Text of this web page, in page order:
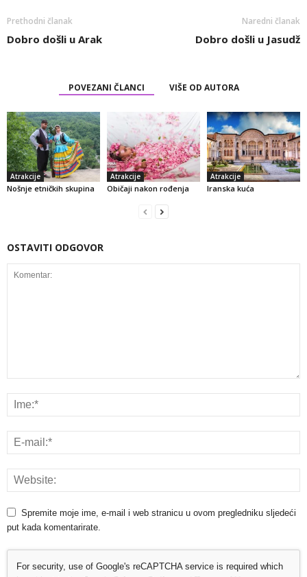
Prethodni članak
Dobro došli u Arak
Naredni članak
Dobro došli u Jasudž
POVEZANI ČLANCI VIŠE OD AUTORA
Atrakcije
Nošnje etničkih skupina
Atrakcije
Običaji nakon rođenja
Atrakcije
Iranska kuća
OSTAVITI ODGOVOR
Spremite moje ime, e-mail i web stranicu u ovom pregledniku sljedeći
put kada komentarirate.
For security, use of Google's reCAPTCHA service is required which